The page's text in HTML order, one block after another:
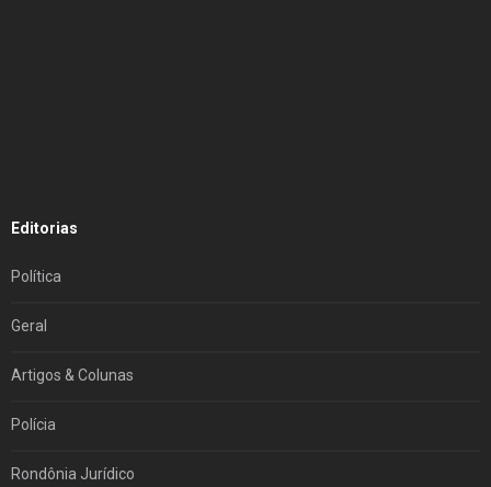
Editorias
Política
Geral
Artigos & Colunas
Polícia
Rondônia Jurídico